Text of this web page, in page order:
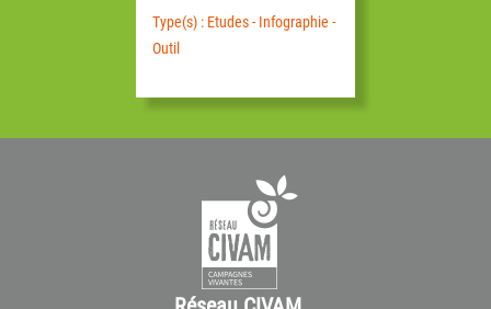
Type(s) : Etudes - Infographie -
Outil